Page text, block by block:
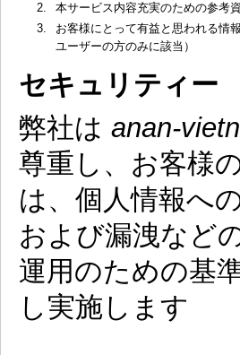
2.
本サービス内容充実のための参考
3.
お客様にとって有益と思われる情
ユーザーの方のみに該当）
セキュリティー
弊社は anan-
尊重し、お客様
は、個人情報へ
および漏洩など
運用のための基
し実施します